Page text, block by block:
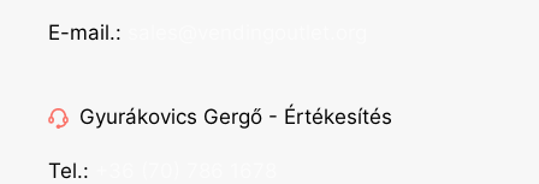
E-mail.:
Gyurákovics Gergő - Értékesítés
Tel.: